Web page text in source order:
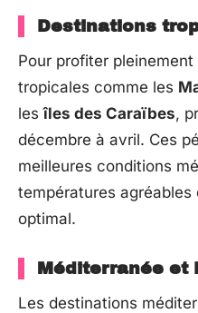
Destinations
Pour profiter
tropicales comme les
lesîles des Caraïbes,
décembre à avril. Ces
meilleures conditions
températures agréables
optimal.
Méditerranée et
Les destinations